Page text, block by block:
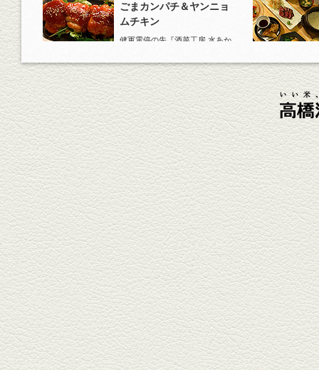
ごまカンパチ＆ヤンニョ
ムチキン
健軍電停の先『酒菜工房 水あか
杯！まずは『ごまカンパチ』を
肴に。
2026年4月3日放送
元祖 鶏焼売＆牛テールの
土鍋めし
健軍電停そば『湯気立つ料理』
が名物の『yuge(ゆげ)』へ。
『白岳』を使った『旨み緑茶
割』で乾杯！
2026年3月13日放送
焼鳥おまかせ８本
健軍自衛隊通り『焼鳥 菖蒲谷』
で最高級の焼鳥を味わう。『銀
しろ...
2026年2月20日放送
1000円で飲めますｾｯﾄ＆
至福のﾊﾑｶﾂ など
東区の健軍電停のそば『居酒屋
食堂いしばしさん家』は、賑や
かでお...
2026年1月30日放送